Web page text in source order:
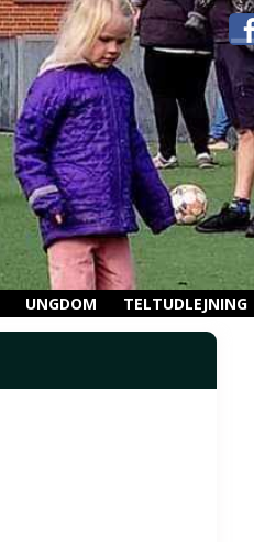
UNGDOM TELTUDLEJNING